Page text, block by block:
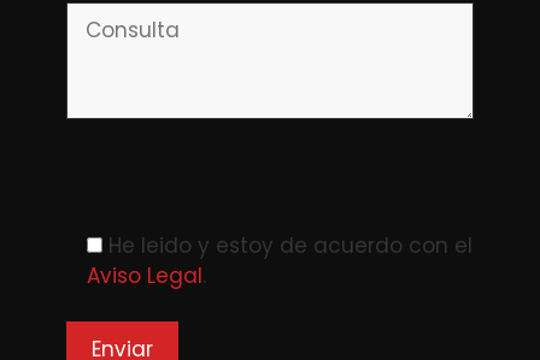
He leido y estoy de acuerdo con el
Aviso Legal.